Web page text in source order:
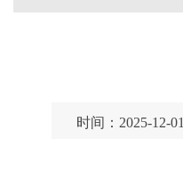
时间：2025-12-01